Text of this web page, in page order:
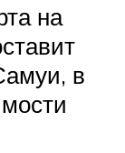
на
в